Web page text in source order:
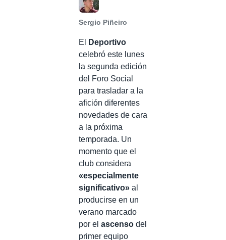
Sergio Piñeiro
El
Deportivo
celebró este lunes
la segunda edición
del Foro Social
para trasladar a la
afición diferentes
novedades de cara
a la próxima
temporada. Un
momento que el
club considera
«especialmente
significativo» al
producirse en un
verano marcado
por el ascenso del
primer equipo